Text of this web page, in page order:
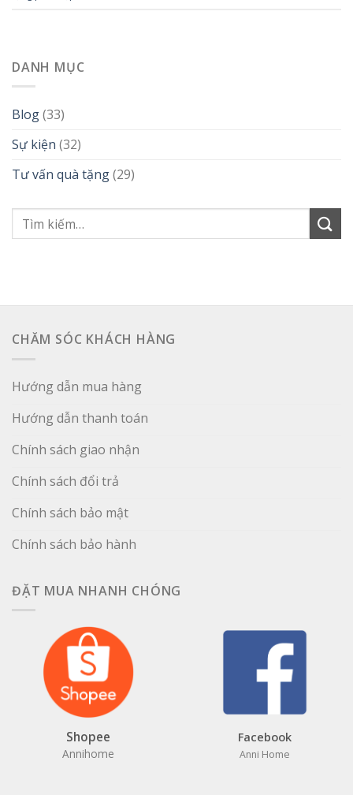
DANH MỤC
Blog(33)
Sự kiện (32)
Tư vấn quà tặng(29)
Tìm
kiếm:
CHĂM SÓC KHÁCH HÀNG
Hướng dẫn mua hàng
Hướng dẫn thanh toán
Chính sách giao nhận
Chính sách đổi trả
Chính sách bảo mật
Chính sách bảo hành
ĐẶT MUA NHANH CHÓNG
Shopee
Annihome
Facebook
Anni Home